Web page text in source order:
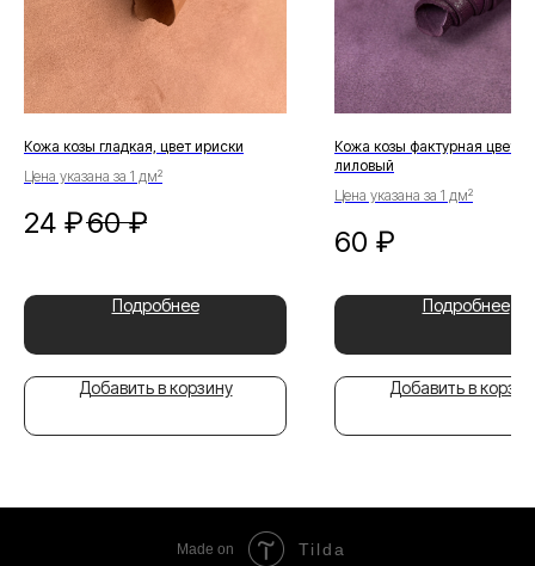
Кожа козы гладкая, цвет ириски
Цена указана за 1 дм²
24 ₽60 ₽
Подробнее
Добавить в корзину
Кожа козы фактурная цвет
лиловый
Цена указана за 1 дм²
60 ₽
Подробнее
Добавить в
Made on Tilda